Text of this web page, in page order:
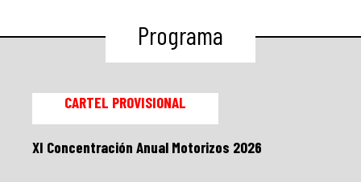
Programa
CARTEL PROVISIONAL
XI Concentración Anual Motorizos 2026